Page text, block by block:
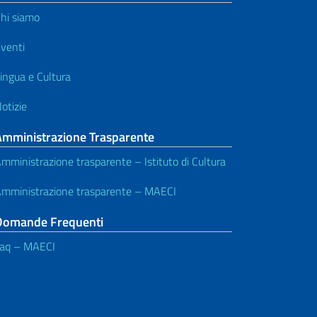
siamo
e Cultura
Trasparente
trasparente – Istituto di Cultura
trasparente – MAECI
Frequenti
– MAECI